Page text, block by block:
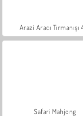
Arazi Aracı Tırmanışı
Safari Mahjong